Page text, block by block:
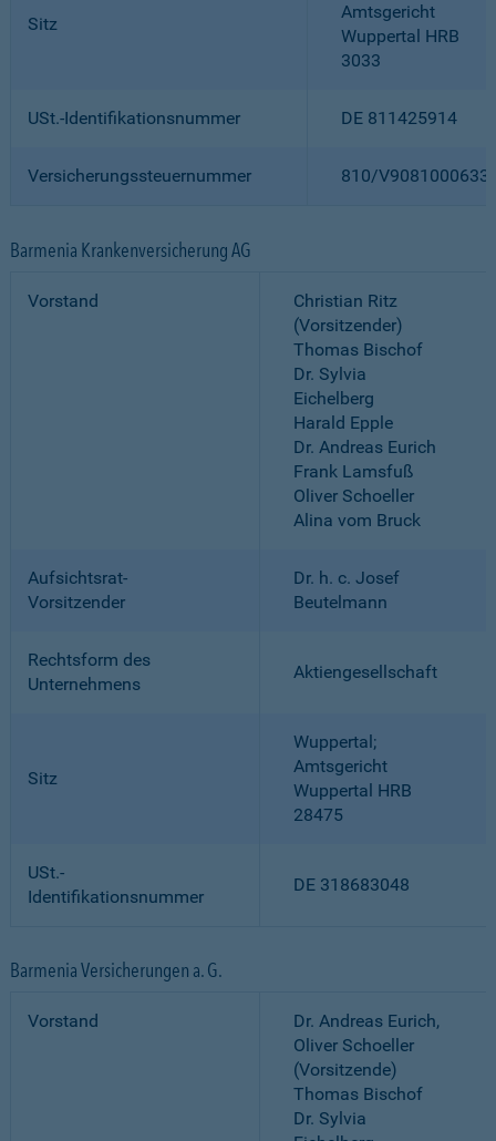
Sitz
Amtsgericht
Wuppertal HRB
3033
USt.-Identifikationsnummer DE 811425914
Versicherungssteuernummer 810/
Barmenia Krankenversicherung AG
Vorstand
Christian Ritz
(Vorsitzender)
Thomas Bischof
Dr. Sylvia
Eichelberg
Harald Epple
Dr. Andreas Eurich
Frank Lamsfuß
Oliver Schoeller
Alina vom Bruck
Aufsichtsrat-
Vorsitzender
Dr. h. c. Josef
Beutelmann
Rechtsform des
Unternehmens
Aktiengesellschaft
Sitz
Wuppertal;
Amtsgericht
Wuppertal HRB
28475
USt.-
Identifikationsnummer
DE 318683048
Barmenia Versicherungen a. G.
Vorstand
Dr. Andreas Eurich,
Oliver Schoeller
(Vorsitzende)
Thomas Bischof
Dr. Sylvia